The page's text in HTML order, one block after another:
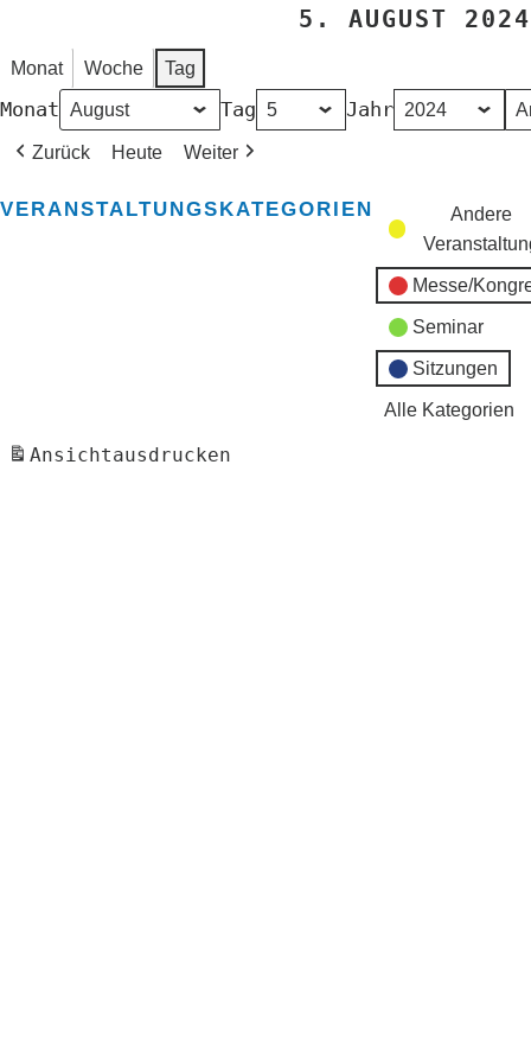
5. AUGUST 2024
Monat Woche Tag
Monat Tag Jahr
Zurück Heute Weiter
VERANSTALTUNGSKATEGORIEN
Andere
Messe/
Seminar
Sitzungen
Alle Kategorien
Ansichtausdrucken